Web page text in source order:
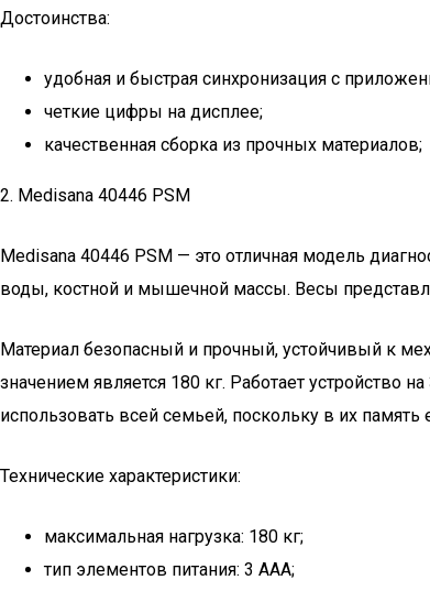
Достоинства:
удобная и быстрая синхронизация с
четкие цифры на дисплее;
качественная сборка из прочных материалов;
2. Medisana 40446 PSM
Medisana 40446 PSM — это отличная модель
воды, костной и мышечной массы. Весы
Материал безопасный и прочный, устойчивый к
значением является 180 кг. Работает устройство
использовать всей семьей, поскольку в их
Технические характеристики:
максимальная нагрузка: 180 кг;
тип элементов питания: 3 ААА;